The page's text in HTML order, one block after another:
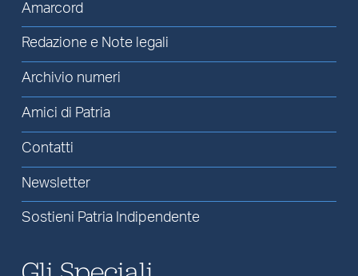
Amarcord
Redazione e Note legali
Archivio numeri
Amici di Patria
Contatti
Newsletter
Sostieni Patria Indipendente